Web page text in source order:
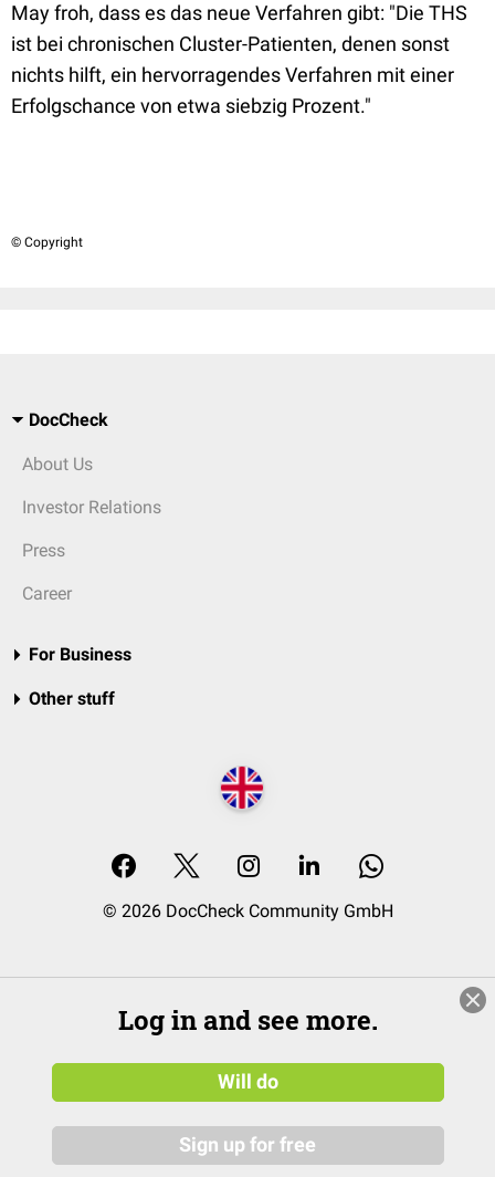
May froh, dass es das neue Verfahren gibt: "Die THS
ist bei chronischen Cluster-Patienten, denen sonst
nichts hilft, ein hervorragendes Verfahren mit einer
Erfolgschance von etwa siebzig Prozent."
© Copyright
DocCheck
About Us
Investor Relations
Press
Career
For Business
Other stuff
© 2026 DocCheck Community GmbH
Log in and see more.
Will do
Sign up for free